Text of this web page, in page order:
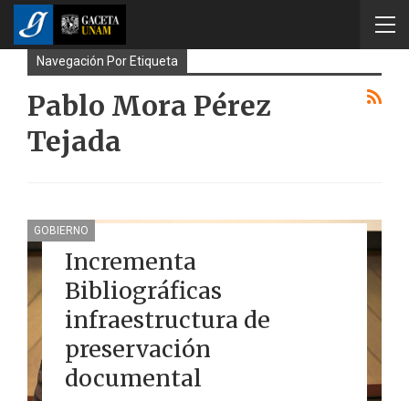
Navegación Por Etiqueta
Pablo Mora Pérez
Tejada
GOBIERNO
Incrementa
Bibliográficas
infraestructura de
preservación
documental